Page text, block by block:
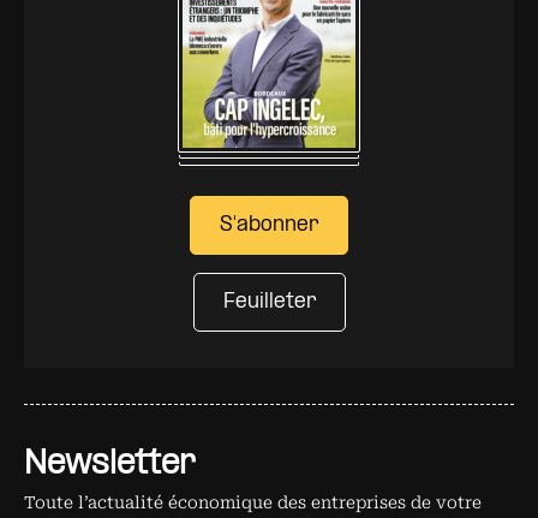
Newsletter
Toute l’actualité économique des entreprises de votre
S'abonner
Feuilleter